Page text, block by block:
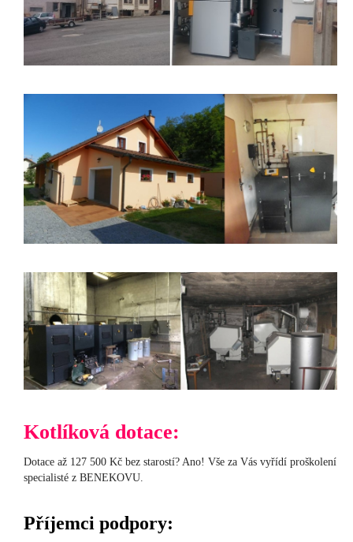
Kotlíková dotace:
Dotace až 127 500 Kč bez starostí? Ano! Vše za Vás vyřídí proškolení
specialisté z BENEKOVU.
Příjemci podpory: